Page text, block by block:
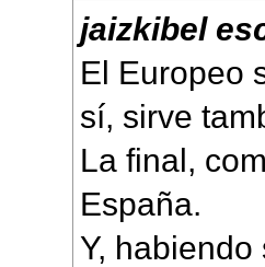
jaizkibel
El Europeo
sí, sirve
La final,
España.
Y,